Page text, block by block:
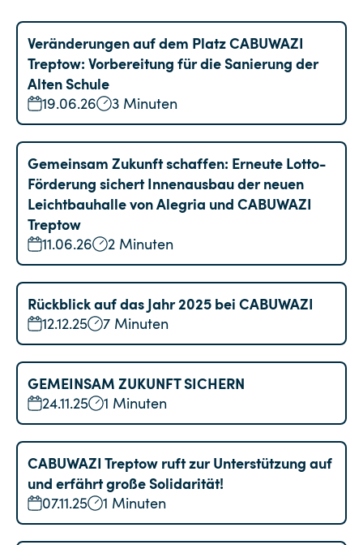
Veränderungen auf dem Platz CABUWAZI
Treptow: Vorbereitung für die Sanierung der
Alten Schule
19.06.26 3 Minuten
Gemeinsam Zukunft schaffen: Erneute Lotto-
Förderung sichert Innenausbau der neuen
Leichtbauhalle von Alegria und CABUWAZI
Treptow
11.06.26 2 Minuten
Rückblick auf das Jahr 2025 bei CABUWAZI
12.12.25 7 Minuten
GEMEINSAM ZUKUNFT SICHERN
24.11.25 1 Minuten
CABUWAZI Treptow ruft zur Unterstützung auf
und erfährt große Solidarität!
07.11.25 1 Minuten